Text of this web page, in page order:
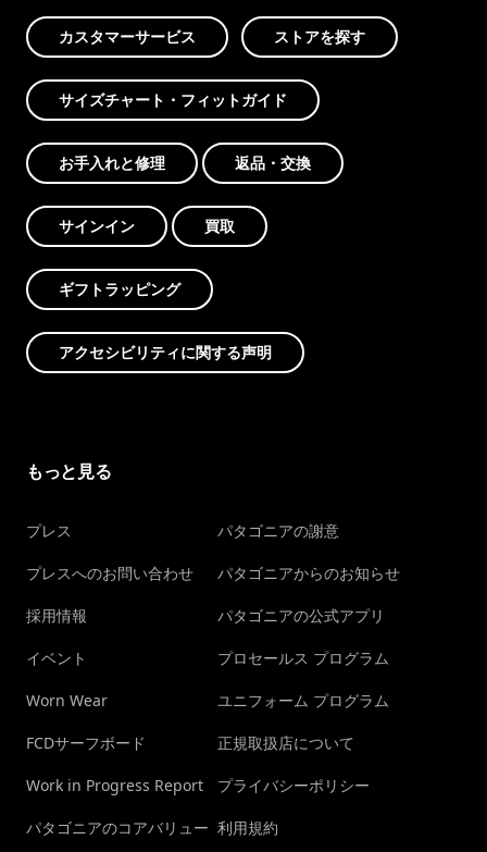
カスタマーサービス ストアを探す
サイズチャート・フィットガイド
お手入れと修理 返品・交換
サインイン 買取
ギフトラッピング
アクセシビリティに関する声明
もっと見る
プレス
プレスへのお問い合わせ
採用情報
イベント
Worn Wear
FCDサーフボード
Work in Progress Report
パタゴニアのコアバリュー
パタゴニアの謝意
パタゴニアからのお知らせ
パタゴニアの公式アプリ
プロセールス プログラム
ユニフォーム プログラム
正規取扱店について
プライバシーポリシー
利用規約